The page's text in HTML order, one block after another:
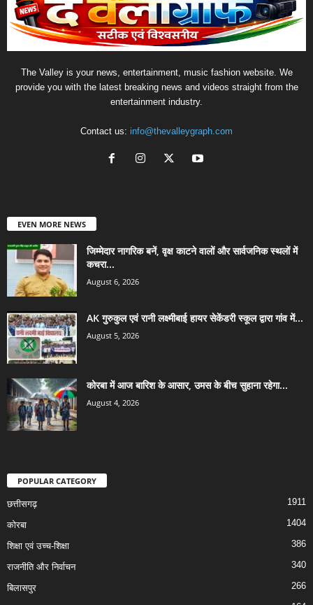
The Valley is your news, entertainment, music fashion website. We
provide you with the latest breaking news and videos straight from the
entertainment industry.
Contact us: info@thevalleygraph.com
EVEN MORE NEWS
जिम्मेदार नागरिक बनें, वृक्ष काटने वालों और सार्वजनिक स्थलों में
कचरा...
August 6, 2026
AK गुरुकुल एवं रानी लक्ष्मीबाई हायर सेकेंडरी स्कूल द्वारा गांव में...
August 5, 2026
कोरबा में आज बारिश के आसार, उमस के बीच सुहाना रहेगा...
August 4, 2026
POPULAR CATEGORY
छत्तीसगढ़ 1911
कोरबा 1404
शिक्षा एवं उच्च-शिक्षा 386
राजनीति और निर्वाचन 340
बिलासपुर 266